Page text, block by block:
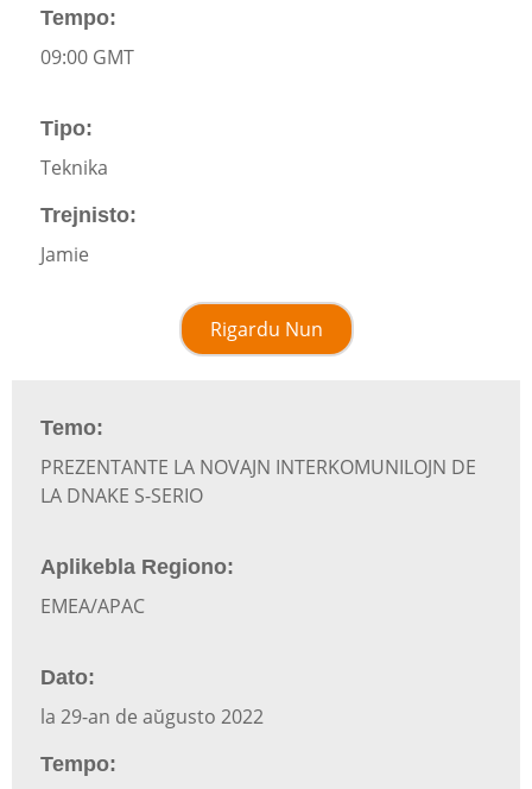
Tempo:
09:00 GMT
Tipo:
Teknika
Trejnisto:
Jamie
Rigardu Nun
Temo:
PREZENTANTE LA NOVAJN INTERKOMUNILOJN DE
LA DNAKE S-SERIO
Aplikebla Regiono:
EMEA/APAC
Dato:
la 29-an de aŭgusto 2022
Tempo: